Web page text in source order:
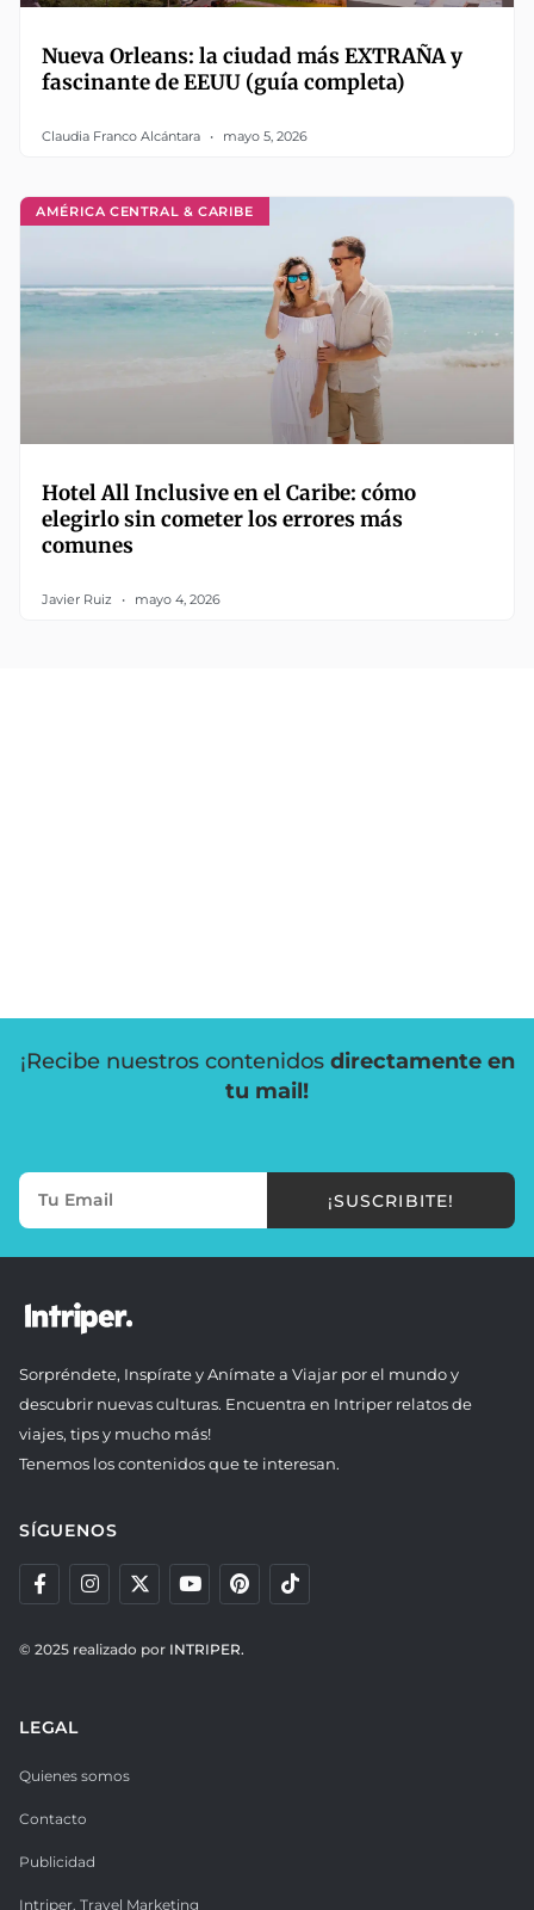
Nueva Orleans: la ciudad más EXTRAÑA y
fascinante de EEUU (guía completa)
Claudia Franco Alcántara mayo 5, 2026
AMÉRICA CENTRAL & CARIBE
Hotel All Inclusive en el Caribe: cómo
elegirlo sin cometer los errores más
comunes
Javier Ruiz mayo 4, 2026
¡Recibe nuestros contenidos directamente en
tu mail!
¡SUSCRIBITE!
Sorpréndete, Inspírate y Anímate a Viajar por el mundo y
descubrir nuevas culturas. Encuentra en Intriper relatos de
viajes, tips y mucho más!
Tenemos los contenidos que te interesan.
SÍGUENOS
© 2025 realizado por INTRIPER.
LEGAL
Quienes somos
Contacto
Publicidad
Intriper. Travel Marketing